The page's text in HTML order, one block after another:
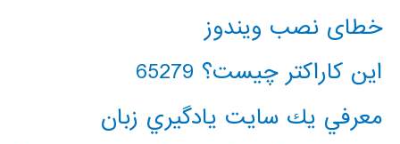
خطای نصب ویندوز
این کاراکتر چیست؟ 65279
معرفي يك سايت يادگيري زبان